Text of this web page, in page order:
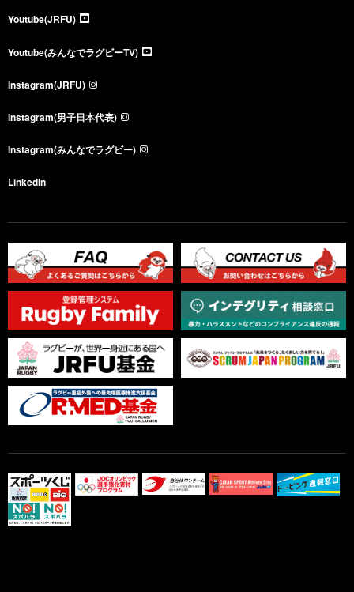
Youtube(JRFU)
Youtube(みんなでラグビーTV)
Instagram(JRFU)
Instagram(男子日本代表)
Instagram(みんなでラグビー)
LinkedIn